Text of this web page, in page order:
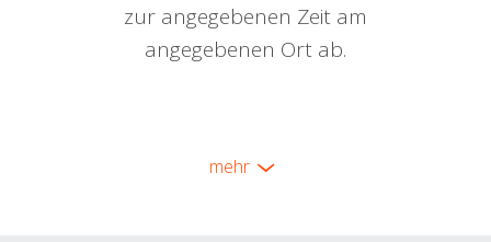
zur angegebenen Zeit am
angegebenen Ort ab.
mehr